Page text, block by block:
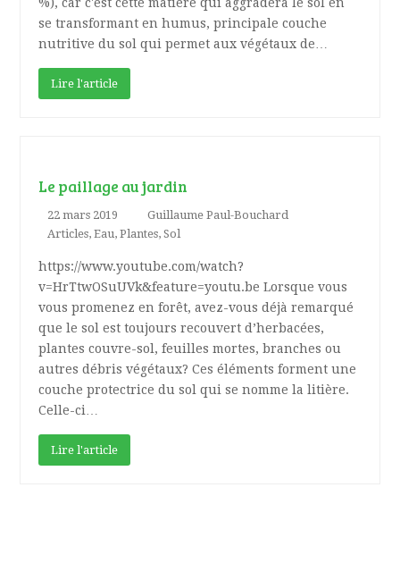
se transformant en humus, principale couche
nutritive du sol qui permet aux végétaux de…
Lire l'article
Le paillage au jardin
22 mars 2019
Guillaume Paul-Bouchard
Articles,Eau,Plantes,Sol
https://www.youtube.com/watch?
v=HrTtwOSuUVk&feature=youtu.be Lorsque vous
vous promenez en forêt, avez-vous déjà remarqué
que le sol est toujours recouvert d’herbacées,
plantes couvre-sol, feuilles mortes, branches ou
autres débris végétaux? Ces éléments forment une
couche protectrice du sol qui se nomme la litière.
Celle-ci…
Lire l'article